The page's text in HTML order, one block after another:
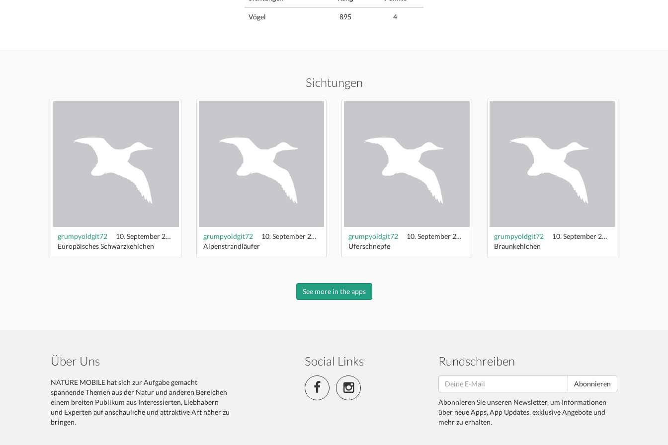
Vögel 895 4
Sichtungen
grumpyoldgit72
10. September 2022
Europäisches Schwarzkehlchen
grumpyoldgit72
10. September 2022
Alpenstrandläufer
grumpyoldgit72
10. September 2022
Uferschnepfe
grumpyoldgit72
10. September 2022
Braunkehlchen
See more in the apps
Über Uns
NATURE MOBILE hat sich zur Aufgabe gemacht
spannende Themen aus der Natur und anderen Bereichen
einem breiten Publikum aus Interessierten, Liebhabern
und Experten auf anschauliche und attraktive Art näher zu
bringen.
Social Links Rundschreiben
Abonnieren
Abonnieren Sie unseren Newsletter, um Informationen
über neue Apps, App Updates, exklusive Angebote und
mehr zu erhalten.